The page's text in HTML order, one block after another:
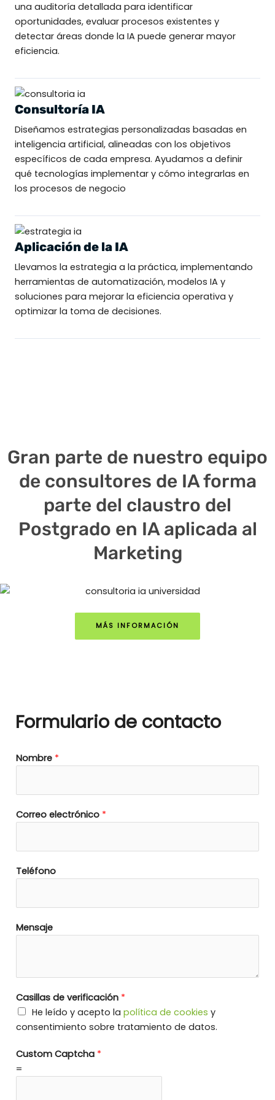
una auditoría detallada para identificar
oportunidades, evaluar procesos existentes y
detectar áreas donde la IA puede generar mayor
eficiencia.
Consultoría IA
Diseñamos estrategias personalizadas basadas en
inteligencia artificial, alineadas con los objetivos
específicos de cada empresa. Ayudamos a definir
qué tecnologías implementar y cómo integrarlas en
los procesos de negocio
Aplicación de la IA
Llevamos la estrategia a la práctica, implementando
herramientas de automatización, modelos IA y
soluciones para mejorar la eficiencia operativa y
optimizar la toma de decisiones.
Gran parte de nuestro equipo
de consultores de IA forma
parte del claustro del
Postgrado en IA aplicada al
Marketing
MÁS INFORMACIÓN
Formulario de contacto
Nombre *
Correo electrónico *
Teléfono
Mensaje
Casillas de verificación *
He leído y acepto la política de cookies y
consentimiento sobre tratamiento de datos.
Custom Captcha *
=